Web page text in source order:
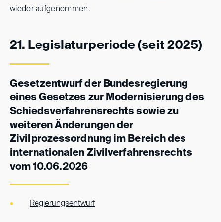
wieder aufgenommen.
21. Legislaturperiode (seit 2025)
Gesetzentwurf der Bundesregierung
eines Gesetzes zur Modernisierung des
Schiedsverfahrensrechts sowie zu
weiteren Änderungen der
Zivilprozessordnung im Bereich des
internationalen Zivilverfahrensrechts
vom 10.06.2026
Regierungsentwurf